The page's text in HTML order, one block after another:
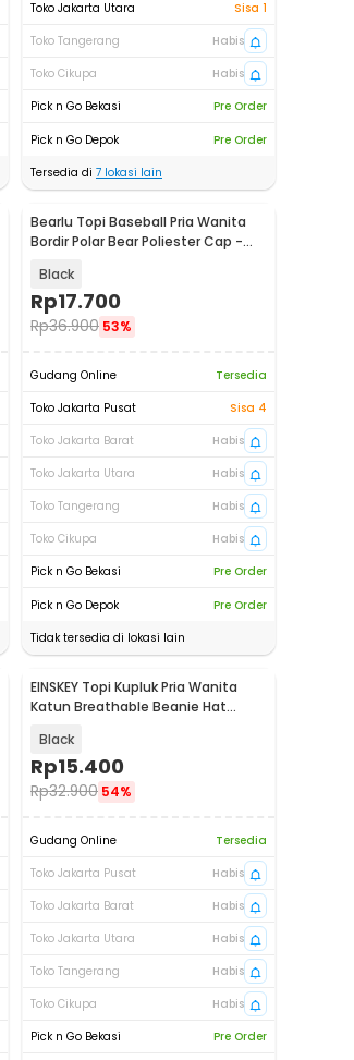
Toko Jakarta Utara
Sisa 1
Toko Tangerang
Habis
Toko Cikupa
Habis
Pick n Go Bekasi
Pre Order
Pick n Go Depok
Pre Order
Tersedia di 7 lokasi lain
Bearlu Topi Baseball Pria Wanita
Bordir Polar Bear Poliester Cap -
Black
Rp17.700
Rp36.900 53%
Gudang Online
Tersedia
Toko Jakarta Pusat
Sisa 4
Toko Jakarta Barat
Habis
Toko Jakarta Utara
Habis
Toko Tangerang
Habis
Toko Cikupa
Habis
Pick n Go Bekasi
Pre Order
Pick n Go Depok
Pre Order
Tidak tersedia di lokasi lain
EINSKEY Topi Kupluk Pria Wanita
Katun Breathable Beanie Hat
Black
Rp15.400
Rp32.900 54%
Gudang Online
Tersedia
Toko Jakarta Pusat
Habis
Toko Jakarta Barat
Habis
Toko Jakarta Utara
Habis
Toko Tangerang
Habis
Toko Cikupa
Habis
Pick n Go Bekasi
Pre Order